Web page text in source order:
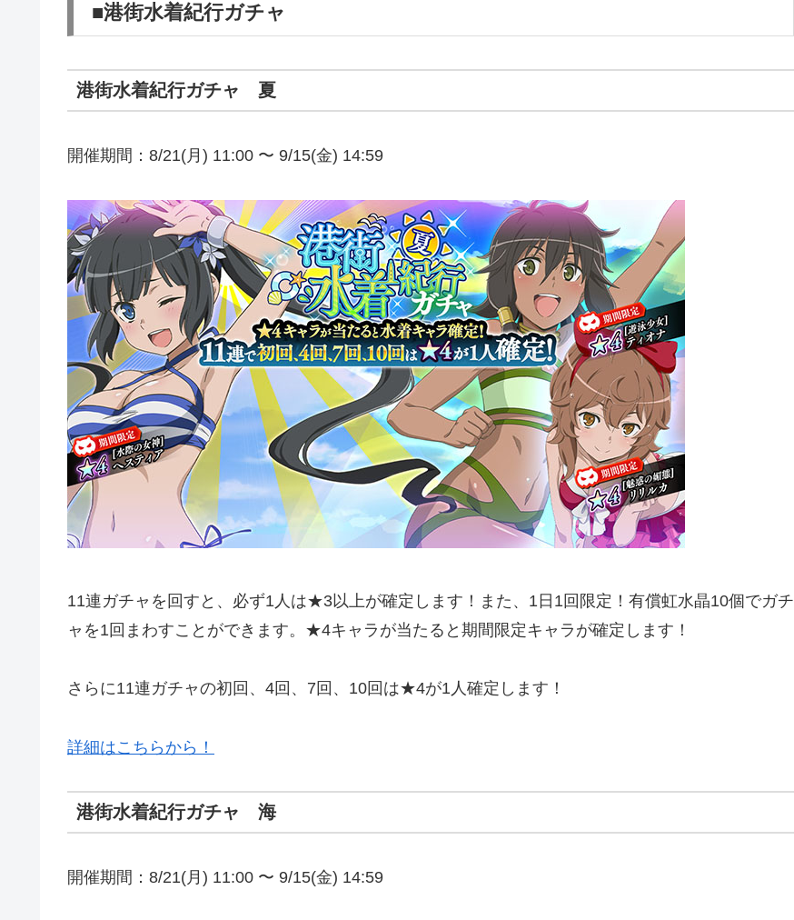
■港街水着紀行ガチャ
港街水着紀行ガチャ 夏
開催期間：8/21(月) 11:00 〜 9/15(金) 14:59
11連ガチャを回すと、必ず1人は★3以上が確定します！また、1日1回限定！有償虹水晶10個でガチ
ャを1回まわすことができます。★4キャラが当たると期間限定キャラが確定します！
さらに11連ガチャの初回、4回、7回、10回は★4が1人確定します！
詳細はこちらから！
港街水着紀行ガチャ 海
開催期間：8/21(月) 11:00 〜 9/15(金) 14:59